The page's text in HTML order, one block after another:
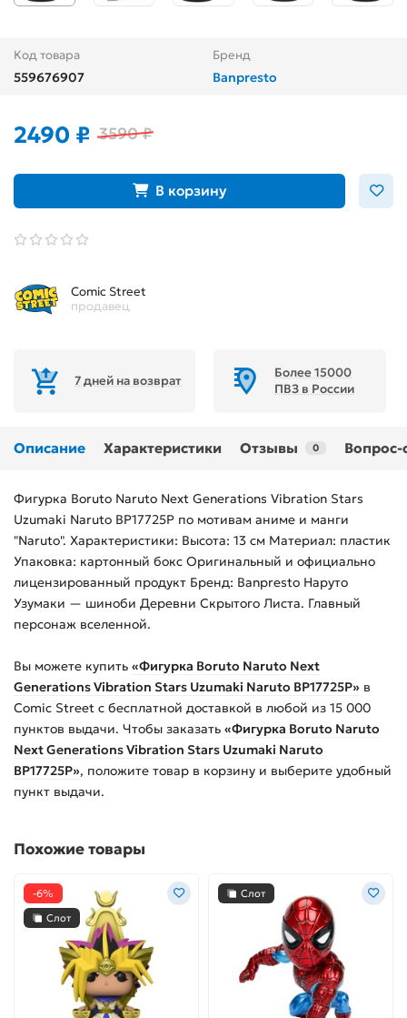
Код товара
559676907
Бренд
Banpresto
2490 ₽ 3590 ₽
В корзину
Comic Street
продавец
7 дней на возврат
Более 15000
ПВЗ в России
Описание Характеристики Отзывы 0 Вопрос-
Фигурка Boruto Naruto Next Generations Vibration Stars
Uzumaki Naruto BP17725P по мотивам аниме и манги
"Naruto". Характеристики: Высота: 13 см Материал: пластик
Упаковка: картонный бокс Оригинальный и официально
лицензированный продукт Бренд: Banpresto Наруто
Узумаки — шиноби Деревни Скрытого Листа. Главный
персонаж вселенной.
Вы можете купить «Фигурка Boruto Naruto Next
Generations Vibration Stars Uzumaki Naruto BP17725P» в
Comic Street с бесплатной доставкой в любой из 15 000
пунктов выдачи. Чтобы заказать «Фигурка Boruto Naruto
Next Generations Vibration Stars Uzumaki Naruto
BP17725P», положите товар в корзину и выберите удобный
пункт выдачи.
Похожие товары
-6%
Слот
Слот